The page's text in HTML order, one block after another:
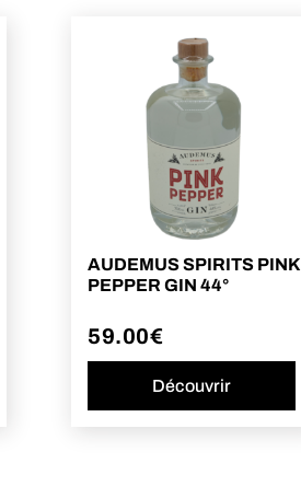
AUDEMUS SPIRITS PINK
PEPPER GIN 44°
59.00€
Découvrir